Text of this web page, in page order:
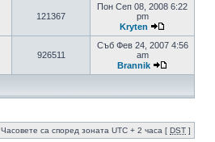
121367
Пон Сеп 08, 2008 6:22
pm
Kryten
926511
Съб Фев 24, 2007 4:56
am
Brannik
Часовете са според зоната UTC + 2 часа [ DST ]